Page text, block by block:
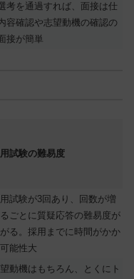
考を通過すれば、面接は仕
容確認や志望動機の確認の
接が簡単
試験の難易度
試験が3回あり、回数が増
ごとに質疑応答の難易度が
がる。採用までに時間がかか
能性大
動機はもちろん、とくにト